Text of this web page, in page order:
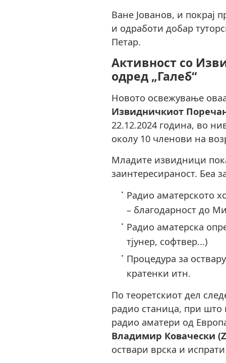
Ване Јованов, и покрај
и одработи добар
Петар.
Активност со
одред „Галеб“
Новото освежување
Извидничкиот
22.12.2024 година, во
околу 10 членови на
Младите извидници
заинтересираност. Беа
Радио аматерското
– благодарност до
Радио аматерска
тјунер, софтвер...)
Процедура за
кратенки итн.
По теоретскиот дел
радио станица, при што
радио аматери од
Владимир Ковачески
оствари врска и